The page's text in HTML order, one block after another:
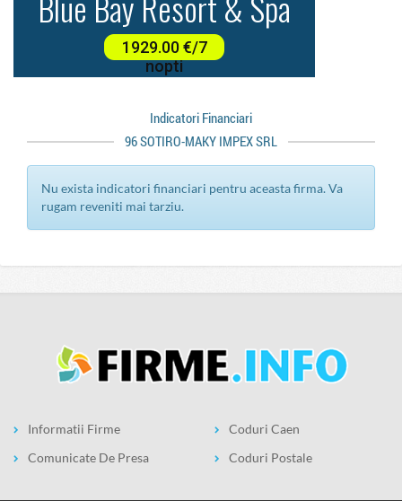
Indicatori Financiari
96 SOTIRO-MAKY IMPEX SRL
Nu exista indicatori financiari pentru aceasta firma. Va
rugam reveniti mai tarziu.
Informatii Firme
Comunicate De Presa
Coduri Caen
Coduri Postale